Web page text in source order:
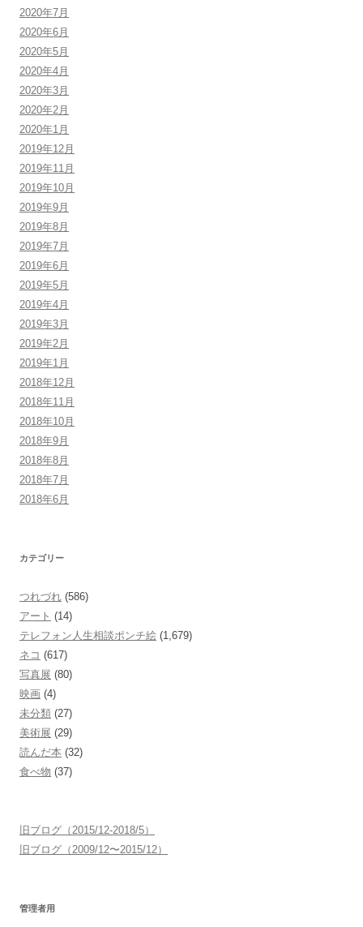
2020年7月
2020年6月
2020年5月
2020年4月
2020年3月
2020年2月
2020年1月
2019年12月
2019年11月
2019年10月
2019年9月
2019年8月
2019年7月
2019年6月
2019年5月
2019年4月
2019年3月
2019年2月
2019年1月
2018年12月
2018年11月
2018年10月
2018年9月
2018年8月
2018年7月
2018年6月
カテゴリー
つれづれ (586)
アート (14)
テレフォン人生相談ポンチ絵 (1,679)
ネコ (617)
写真展 (80)
映画 (4)
未分類 (27)
美術展 (29)
読んだ本 (32)
食べ物 (37)
旧ブログ（2015/12-2018/5）
旧ブログ（2009/12〜2015/12）
管理者用